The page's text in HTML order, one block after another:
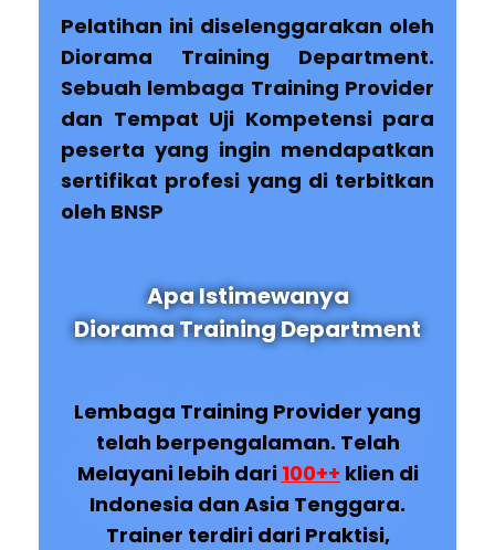
Pelatihan ini diselenggarakan oleh
Diorama Training Department.
Sebuah lembaga Training Provider
dan Tempat Uji Kompetensi para
peserta yang ingin mendapatkan
sertifikat profesi yang di terbitkan
oleh BNSP
Apa Istimewanya
Diorama Training Department
Lembaga Training Provider yang
telah berpengalaman. Telah
Melayani lebih dari 100++ klien di
Indonesia dan Asia Tenggara.
Trainer terdiri dari Praktisi,